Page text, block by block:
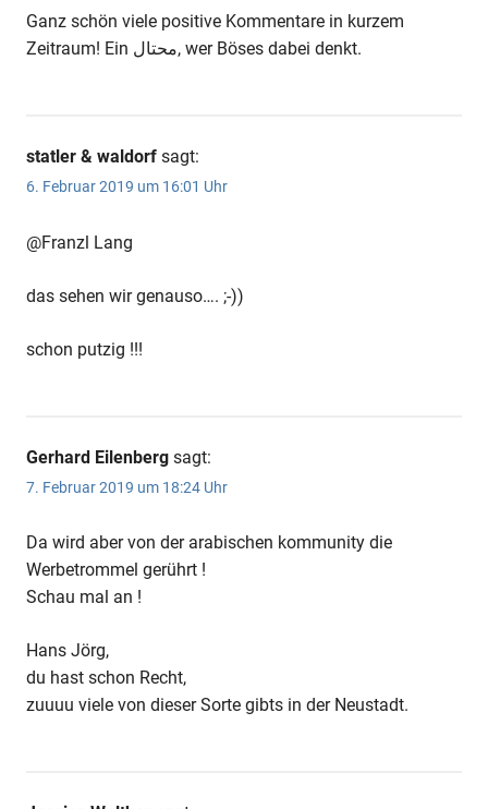
Ganz schön viele positive Kommentare in kurzem
Zeitraum! Ein محتال, wer Böses dabei denkt.
statler & waldorf sagt:
6. Februar 2019 um 16:01 Uhr
@Franzl Lang
das sehen wir genauso…. ;-))
schon putzig !!!
Gerhard Eilenberg sagt:
7. Februar 2019 um 18:24 Uhr
Da wird aber von der arabischen kommunity die
Werbetrommel gerührt !
Schau mal an !
Hans Jörg,
du hast schon Recht,
zuuuu viele von dieser Sorte gibts in der Neustadt.